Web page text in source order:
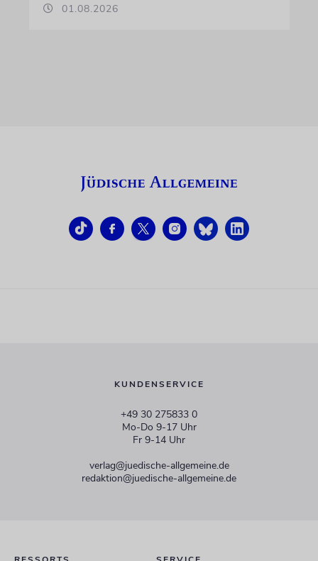
01.08.2026
KUNDENSERVICE
+49 30 275833 0
Mo-Do 9-17 Uhr
Fr 9-14 Uhr
verlag@juedische-allgemeine.de
redaktion@juedische-allgemeine.de